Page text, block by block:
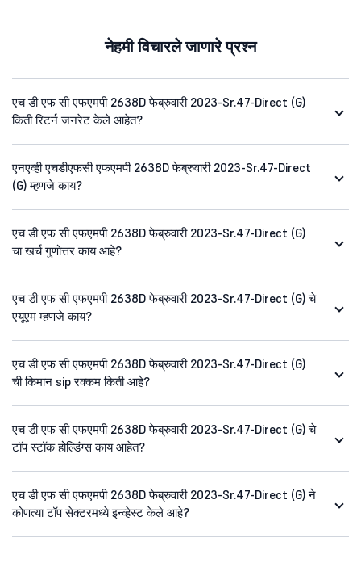
नेहमी विचारले जाणारे प्रश्न
एच डी एफ सी एफएमपी 2638D फेब्रुवारी 2023-Sr.47-Direct (G)
किती रिटर्न जनरेट केले आहेत?
एनएव्ही एचडीएफसी एफएमपी 2638D फेब्रुवारी 2023-Sr.47-Direct
(G) म्हणजे काय?
एच डी एफ सी एफएमपी 2638D फेब्रुवारी 2023-Sr.47-Direct (G)
चा खर्च गुणोत्तर काय आहे?
एच डी एफ सी एफएमपी 2638D फेब्रुवारी 2023-Sr.47-Direct (G) चे
एयूएम म्हणजे काय?
एच डी एफ सी एफएमपी 2638D फेब्रुवारी 2023-Sr.47-Direct (G)
ची किमान sip रक्कम किती आहे?
एच डी एफ सी एफएमपी 2638D फेब्रुवारी 2023-Sr.47-Direct (G) चे
टॉप स्टॉक होल्डिंग्स काय आहेत?
एच डी एफ सी एफएमपी 2638D फेब्रुवारी 2023-Sr.47-Direct (G) ने
कोणत्या टॉप सेक्टरमध्ये इन्व्हेस्ट केले आहे?